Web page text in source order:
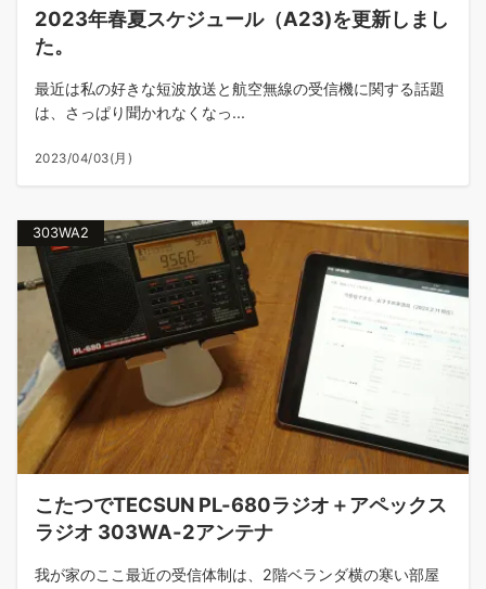
2023年春夏スケジュール（A23)を更新しまし
た。
最近は私の好きな短波放送と航空無線の受信機に関する話題
は、さっぱり聞かれなくなっ...
2023/04/03(月)
303WA2
こたつでTECSUN PL-680ラジオ＋アペックス
ラジオ 303WA-2アンテナ
我が家のここ最近の受信体制は、2階ベランダ横の寒い部屋